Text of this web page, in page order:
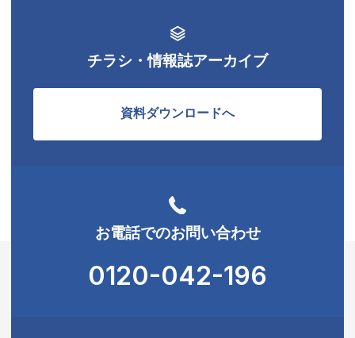
チラシ・情報誌アーカイブ
資料ダウンロードへ
お電話でのお問い合わせ
0120-042-196